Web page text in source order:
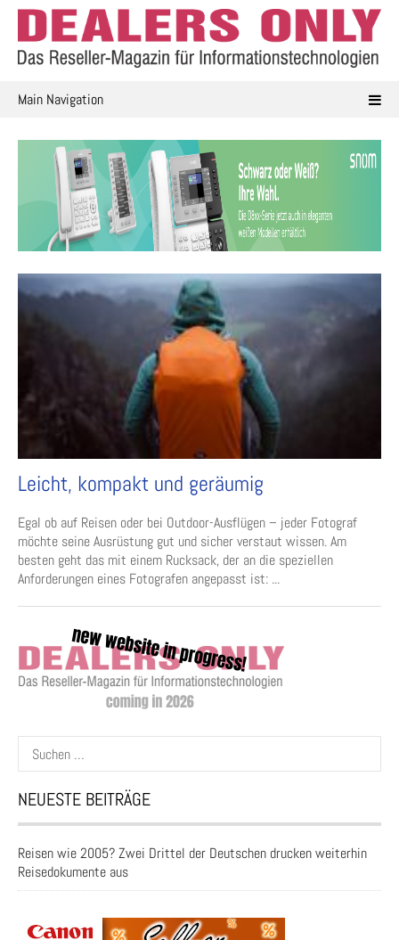
Skip
content
Main Navigation
Leicht, kompakt und geräumig
Egal ob auf Reisen oder bei Outdoor-Ausflügen – jeder Fotograf
möchte seine Ausrüstung gut und sicher verstaut wissen. Am
besten geht das mit einem Rucksack, der an die speziellen
Anforderungen eines Fotografen angepasst ist: ...
Suchen
nach:
NEUESTE BEITRÄGE
Reisen wie 2005? Zwei Drittel der Deutschen drucken weiterhin
Reisedokumente aus